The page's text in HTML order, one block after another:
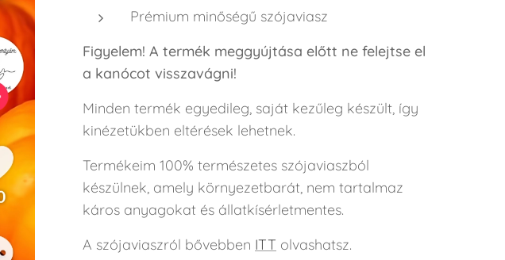
Prémium minőségű szójaviasz
Figyelem! A termék meggyújtása előtt ne felejtse el
a kanócot visszavágni!
Minden termék egyedileg, saját kezűleg készült, így
kinézetükben eltérések lehetnek.
Termékeim 100% természetes szójaviaszból
készülnek, amely környezetbarát, nem tartalmaz
káros anyagokat és állatkísérletmentes.
A szójaviaszról bővebben ITT olvashatsz.